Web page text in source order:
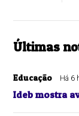
Últimas
Educação Há 6
Ideb mostra